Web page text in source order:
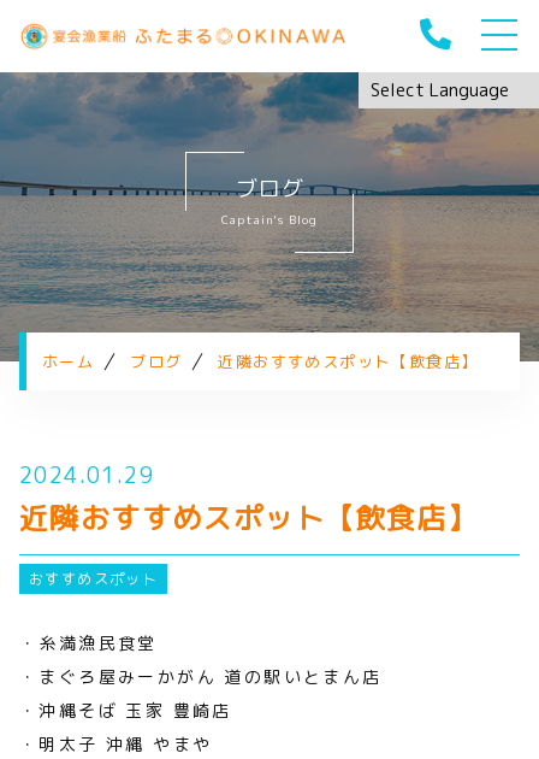
ホーム
ふたまる◎OKINAWAについて
安全への取り組み
アクティビティ・料金
ギャラリー
当日の流れ
クチコミ
ブログ
Captain's Blog
ホーム ブログ 近隣おすすめスポット【飲食店】
2024.01.29
近隣おすすめスポット【飲食店】
おすすめスポット
・糸満漁民食堂
・まぐろ屋みーかがん 道の駅いとまん店
・沖縄そば 玉家 豊崎店
・明太子 沖縄 やまや